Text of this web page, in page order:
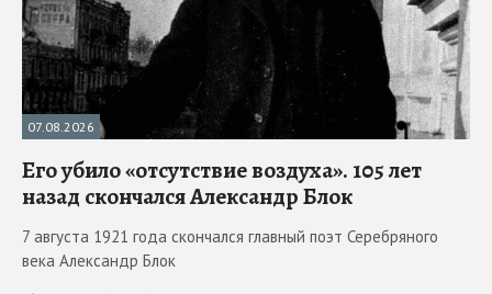
07.08.2026
Его убило «отсутствие воздуха». 105 лет
назад скончался Александр Блок
7 августа 1921 года скончался главный поэт Серебряного
века Александр Блок